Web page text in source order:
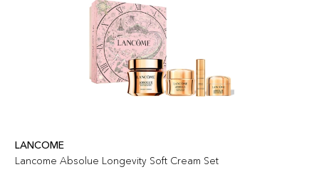
LANCOME
Lancome Absolue Longevity Soft Cream Set